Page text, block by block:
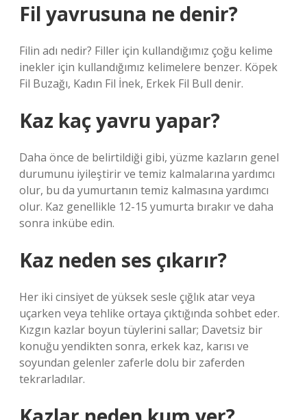
Fil yavrusuna ne denir?
Filin adı nedir? Filler için kullandığımız çoğu kelime
inekler için kullandığımız kelimelere benzer. Köpek
Fil Buzağı, Kadın Fil İnek, Erkek Fil Bull denir.
Kaz kaç yavru yapar?
Daha önce de belirtildiği gibi, yüzme kazların genel
durumunu iyileştirir ve temiz kalmalarına yardımcı
olur, bu da yumurtanın temiz kalmasına yardımcı
olur. Kaz genellikle 12-15 yumurta bırakır ve daha
sonra inkübe edin.
Kaz neden ses çıkarır?
Her iki cinsiyet de yüksek sesle çığlık atar veya
uçarken veya tehlike ortaya çıktığında sohbet eder.
Kızgın kazlar boyun tüylerini sallar; Davetsiz bir
konuğu yendikten sonra, erkek kaz, karısı ve
soyundan gelenler zaferle dolu bir zaferden
tekrarladılar.